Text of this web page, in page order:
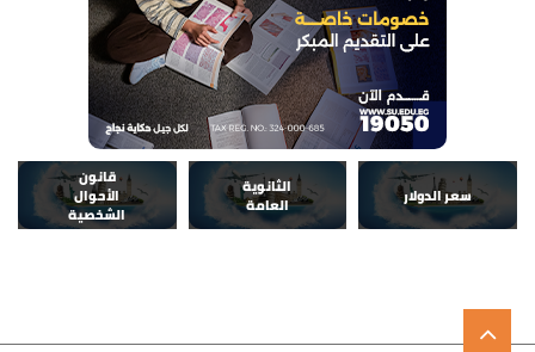
سعر الدولار
الثانوية
العامة
قانون
الأحوال
الشخصية